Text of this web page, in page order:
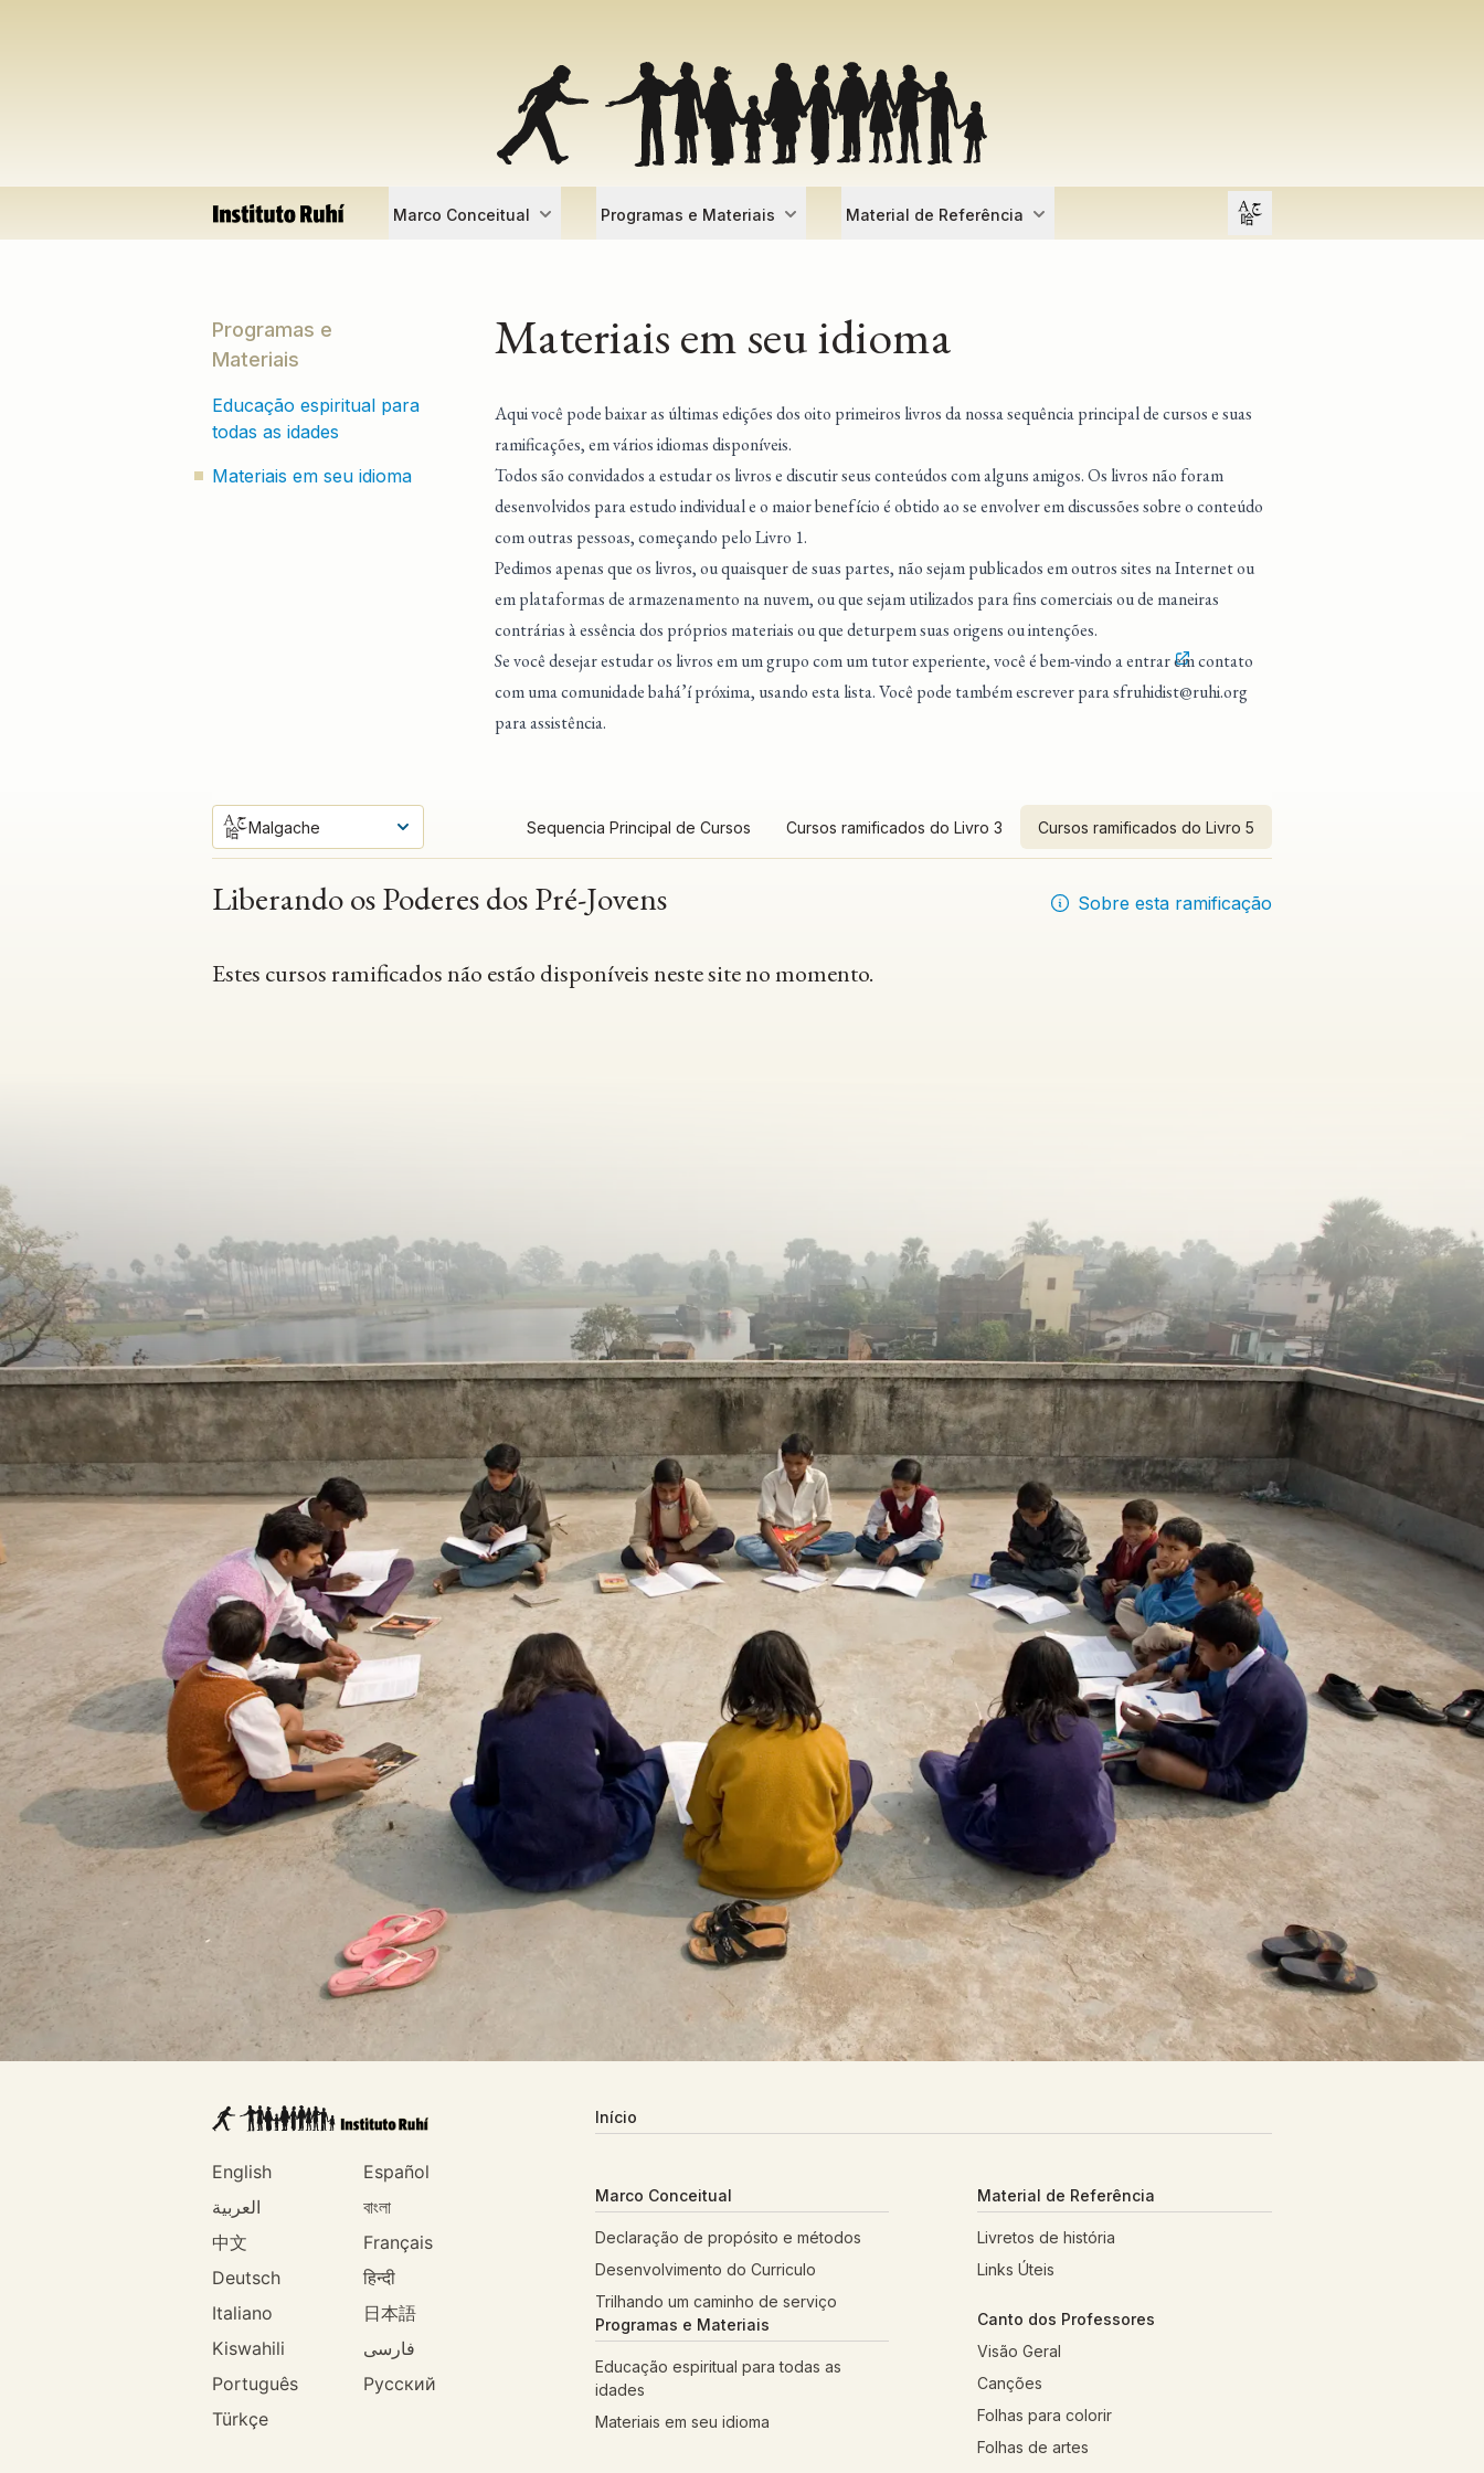
Marco Conceitual Programas e Materiais Material de Referência Open user menu
Programas e
Materiais
Educação espiritual para
todas as idades
Materiais em seu idioma
Materiais em seu idioma
Aqui você pode baixar as últimas edições dos oito primeiros livros da nossa sequência principal de cursos e suas
ramificações, em vários idiomas disponíveis.
Todos são convidados a estudar os livros e discutir seus conteúdos com alguns amigos. Os livros não foram
desenvolvidos para estudo individual e o maior benefício é obtido ao se envolver em discussões sobre o conteúdo
com outras pessoas, começando pelo Livro 1.
Pedimos apenas que os livros, ou quaisquer de suas partes, não sejam publicados em outros sites na Internet ou
em plataformas de armazenamento na nuvem, ou que sejam utilizados para fins comerciais ou de maneiras
contrárias à essência dos próprios materiais ou que deturpem suas origens ou intenções.
Se você desejar estudar os livros em um grupo com um tutor experiente, você é bem-vindo a entrarem contato
com uma comunidade bahá’í próxima, usando esta lista. Você pode também escrever parasfruhidist@ruhi.org
para assistência.
Malgache Sequencia Principal de Cursos Cursos ramificados do Livro 3 Cursos ramificados do Livro 5
Liberando os Poderes dos Pré-Jovens Sobre esta ramificação
Estes cursos ramificados não estão disponíveis neste site no momento.
English
Español
العربية
বাংলা
中文
Français
Deutsch
हिन्दी
Italiano
日本語
Kiswahili
فارسی
Português
Русский
Türkçe
Início
Marco Conceitual
Declaração de propósito e métodos
Desenvolvimento do Curriculo
Trilhando um caminho de serviço
Programas e Materiais
Educação espiritual para todas as
idades
Materiais em seu idioma
Material de Referência
Livretos de história
Links Úteis
Canto dos Professores
Visão Geral
Canções
Folhas para colorir
Folhas de artes